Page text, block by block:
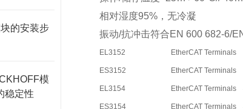
的安装步
模
稳定性
相对湿度95%，无冷凝
振动/抗冲击符合EN 600 682-6/
EL3152 EtherCAT Terminals
ES3152 EtherCAT Terminals
EL3154 EtherCAT Terminals
ES3154 EtherCAT Terminals